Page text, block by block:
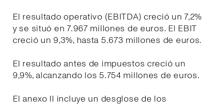
El resultado operativo (EBITDA) creció un 7,2%
y se situó en 7.967 millones de euros. El EBIT
creció un 9,3%, hasta 5.673 millones de euros.
El resultado antes de impuestos creció un
9,9%, alcanzando los 5.754 millones de euros.
El anexo II incluye un desglose de los